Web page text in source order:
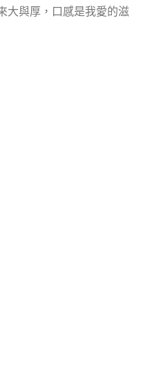
大與厚，口感是我愛的滋